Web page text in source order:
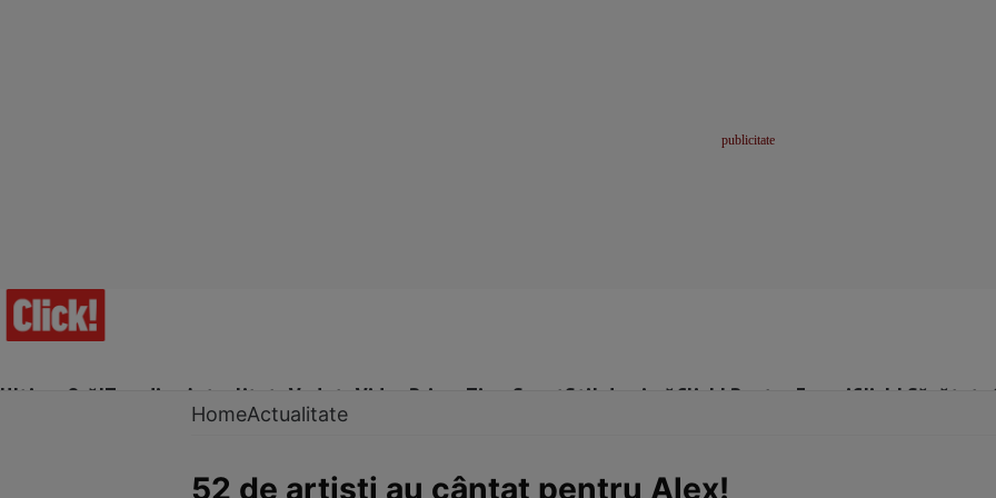
Ultima Oră!Trending Actualitate Vedete Video Prime Time SportStil de viațăClick! Pentru FemeiClick! Sănătate
HomeActualitate
52 de artişti au cântat pentru Alex!